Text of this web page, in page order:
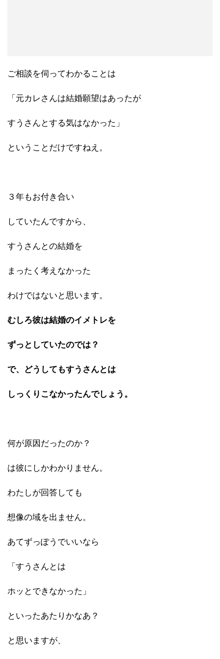
ご相談を伺ってわかることは
「元カレさんは結婚願望はあったが
すうさんとする気はなかった」
ということだけですねえ。
３年もお付き合い
していたんですから、
すうさんとの結婚を
まったく考えなかった
わけではないと思います。
むしろ彼は結婚のイメトレを
ずっとしていたのでは？
で、どうしてもすうさんとは
しっくりこなかったんでしょう。
何が原因だったのか？
は彼にしかわかりません。
わたしが回答しても
想像の域を出ません。
あてずっぽうでいいなら
「すうさんとは
ホッとできなかった」
といったあたりかなあ？
と思いますが、